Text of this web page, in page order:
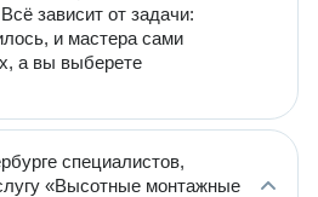
зависит от задачи:
и мастера сами
а вы выберете
специалистов,
«Высотные монтажные